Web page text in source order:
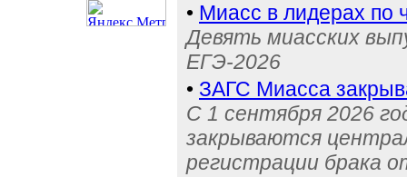
• Миасс в лидерах по
Девять миасских
ЕГЭ-2026
• ЗАГС Миасса
С 1 сентября 2026
закрываются
регистрации брака